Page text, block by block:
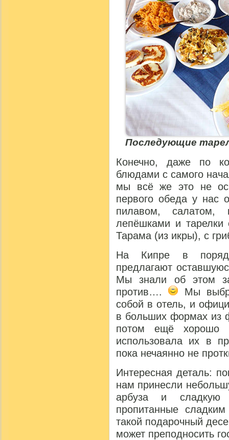
Последующие
Конечно, даже по
блюдами с самого
мы всё же это не
первого обеда у нас
пилавом, салатом,
лепёшками и
Тарама (из икры), с
На Кипре в
предлагают
Мы знали об этом
против….
Мы
собой в отель, и
в больших формах из
потом ещё хорошо
использовала их в
пока нечаянно не
Интересная деталь:
нам принесли
арбуза и сладкую
пропитанные
такой подарочный
может преподносить